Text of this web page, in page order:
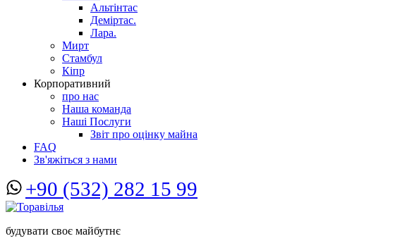
Альтінтас
Деміртас.
Лара.
Мирт
Стамбул
Кіпр
Корпоративний
про нас
Наша команда
Наші Послуги
Звіт про оцінку майна
FAQ
Зв'яжіться з нами
+90 (532) 282 15 99
будувати своє майбутнє